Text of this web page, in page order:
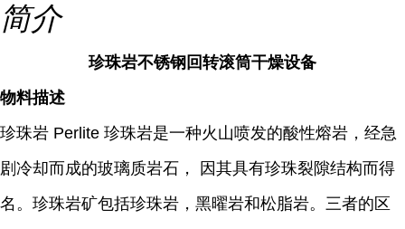
简介
珍珠岩不锈钢回转滚筒干燥设备
物料描述
珍珠岩 Perlite 珍珠岩是一种火山喷发的酸性熔岩，经急
剧冷却而成的玻璃质岩石， 因其具有珍珠裂隙结构而得
名。珍珠岩矿包括珍珠岩，黑曜岩和松脂岩。三者的区